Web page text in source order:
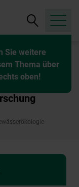
Sie weitere
Thema über
oben!
Suche
öffnen